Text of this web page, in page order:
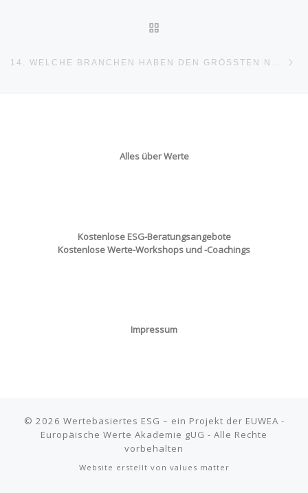
Alles über Werte
Kostenlose ESG-Beratungsangebote
Kostenlose Werte-Workshops und -Coachings
Impressum
© 2026 Wertebasiertes ESG – ein Projekt der EUWEA -
Europäische Werte Akademie gUG - Alle Rechte
vorbehalten
Website erstellt von values matter